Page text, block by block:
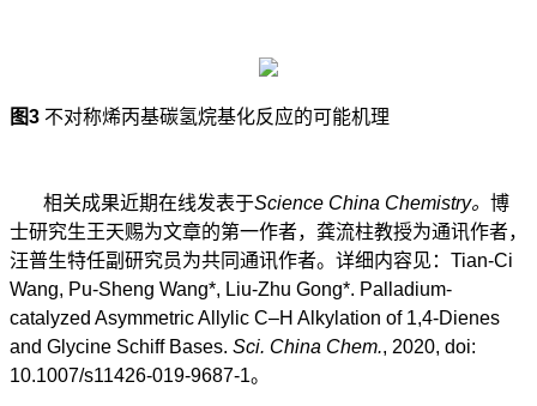
图3 不对称烯丙基碳氢烷基化反应的可能机理
相关成果近期在线发表于Science China Chemistry。 博
士研究生王天赐为文章的第一作者，龚流柱教授为通讯作者，
汪普生特任副研究员为共同通讯作者。详细内容见： Tian-Ci
Wang, Pu-Sheng Wang*, Liu-Zhu Gong*. Palladium-
catalyzed Asymmetric Allylic C–H Alkylation of 1,4-Dienes
and Glycine Schiff Bases. Sci. China Chem., 2020, doi:
10.1007/s11426-019-9687-1。